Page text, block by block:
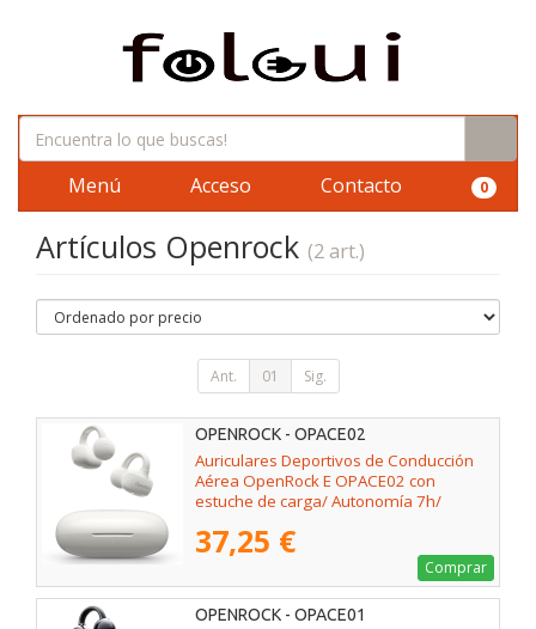
Menú Acceso Contacto 0
Artículos Openrock (2 art.)
Ant. 01 Sig.
OPENROCK - OPACE02
Auriculares Deportivos de Conducción
Aérea OpenRock E OPACE02 con
estuche de carga/ Autonomía 7h/
37,25 €
Comprar
OPENROCK - OPACE01